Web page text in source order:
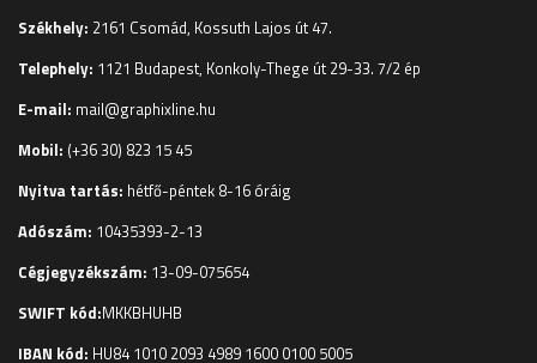
Székhely: 2161 Csomád, Kossuth Lajos út 47.
Telephely: 1121 Budapest, Konkoly-Thege út 29-33. 7/2 ép
E-mail: mail@graphixline.hu
Mobil: (+36 30) 823 15 45
Nyitva tartás: hétfő-péntek 8-16 óráig
Adószám: 10435393-2-13
Cégjegyzékszám: 13-09-075654
SWIFT kód:MKKBHUHB
IBAN kód: HU84 1010 2093 4989 1600 0100 5005